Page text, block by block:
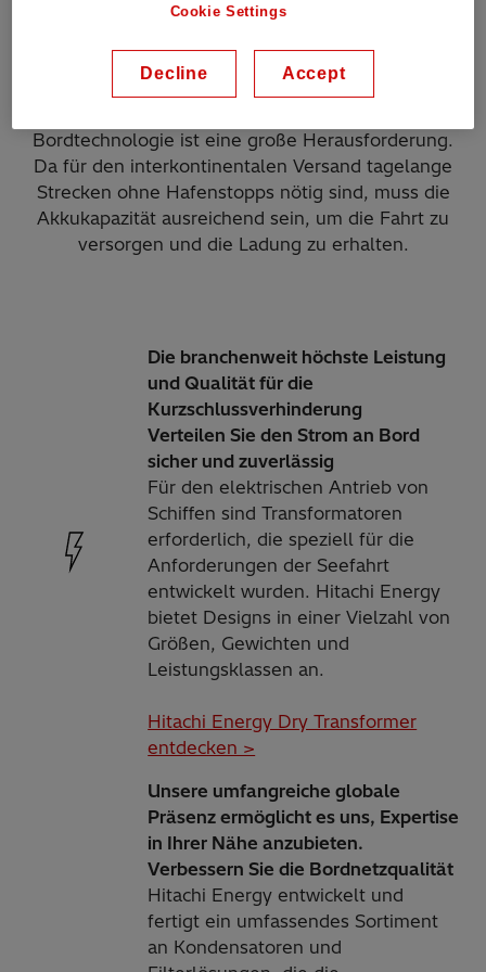
Bordtechnologie ist eine große Herausforderung.
Da für den interkontinentalen Versand tagelange
Strecken ohne Hafenstopps nötig sind, muss die
Akkukapazität ausreichend sein, um die Fahrt zu
versorgen und die Ladung zu erhalten.
Die branchenweit höchste Leistung
und Qualität für die
Kurzschlussverhinderung
Verteilen Sie den Strom an Bord
sicher und zuverlässig
Für den elektrischen Antrieb von
Schiffen sind Transformatoren
erforderlich, die speziell für die
Anforderungen der Seefahrt
entwickelt wurden. Hitachi Energy
bietet Designs in einer Vielzahl von
Größen, Gewichten und
Leistungsklassen an. ​
Hitachi Energy Dry Transformer
entdecken >
Unsere umfangreiche globale
Präsenz ermöglicht es uns, Expertise
in Ihrer Nähe anzubieten.
Verbessern Sie die Bordnetzqualität
Hitachi Energy entwickelt und
fertigt ein umfassendes Sortiment
an Kondensatoren und
Cookie Settings
Decline Accept